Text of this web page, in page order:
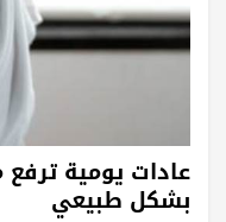
عادات يومية
بشكل طبيعي